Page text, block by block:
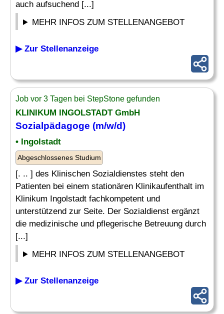
auch aufsuchend [...]
MEHR INFOS ZUM STELLENANGEBOT
▶ Zur Stellenanzeige
Job vor 3 Tagen bei StepStone gefunden
KLINIKUM INGOLSTADT GmbH
Sozialpädagoge (m/w/d)
• Ingolstadt
Abgeschlossenes Studium
[. .. ] des Klinischen Sozialdienstes steht den
Patienten bei einem stationären Klinikaufenthalt im
Klinikum Ingolstadt fachkompetent und
unterstützend zur Seite. Der Sozialdienst ergänzt
die medizinische und pflegerische Betreuung durch
[...]
MEHR INFOS ZUM STELLENANGEBOT
▶ Zur Stellenanzeige